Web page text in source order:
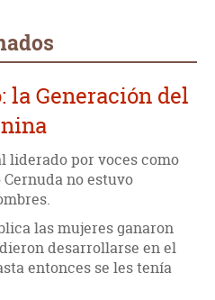
la Generación del
por voces como
no estuvo
las mujeres ganaron
desarrollarse en el
entonces se les tenía